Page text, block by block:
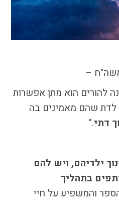
–
להורים הוא מתן אפשרות
שהם מאמינים בה
דתי."
ילדיהם, ויש להם
בתהליך
והמשפיע על חיי